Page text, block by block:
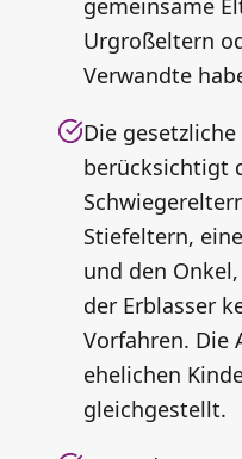
Urgroßeltern
Verwandte
Die
berücksichtigt
Stiefeltern,
und den
der Erblasser
Vorfahren. Die
ehelichen
gleichgestellt.